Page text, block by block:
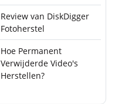
Review van DiskDigger
Fotoherstel
Hoe Permanent
Verwijderde Video's
Herstellen?